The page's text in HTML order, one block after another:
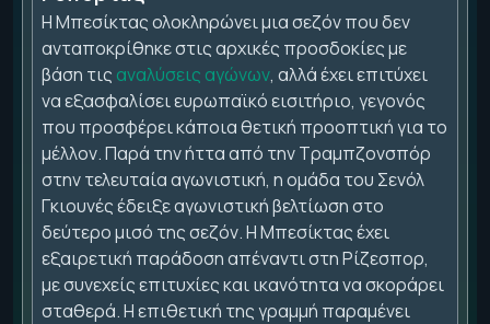
Η Μπεσίκτας ολοκληρώνει μια σεζόν που δεν
ανταποκρίθηκε στις αρχικές προσδοκίες με
βάση τις αναλύσεις αγώνων, αλλά έχει επιτύχει
να εξασφαλίσει ευρωπαϊκό εισιτήριο, γεγονός
που προσφέρει κάποια θετική προοπτική για το
μέλλον. Παρά την ήττα από την Τραμπζονσπόρ
στην τελευταία αγωνιστική, η ομάδα του Σενόλ
Γκιουνές έδειξε αγωνιστική βελτίωση στο
δεύτερο μισό της σεζόν. Η Μπεσίκτας έχει
εξαιρετική παράδοση απέναντι στη Ρίζεσπορ,
με συνεχείς επιτυχίες και ικανότητα να σκοράρει
σταθερά. Η επιθετική της γραμμή παραμένει